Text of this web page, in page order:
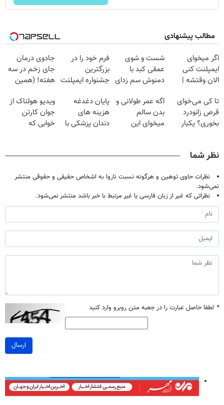
مطالب پیشنهادی
اگر میخوای
ایمپلنت کنی
الان وقتشه |
میلیون تومان!!!
شست و شوی
عمقی کبد با
دمنوش سم زدای
فرم خود را در
بزرگترین
جشنواره ایمپلنت
فقط ۲۵ میلیون
جادوی درمان
جای زخم در سه
هفته! (همین
صحبت کنید)
تا کی می‌خوای
قرص زانودرد
بخوری؟ یکبار
اگه عمر طولانی و
بدن سالم
میخوای این
پایان دغدغه
هزینه های
دندان پزشکی با
ویدیو هولناک از
جوان کارتن
خوابی که
نظر شما
نظرات حاوی توهین و هرگونه نسبت ناروا به اشخاص حقیقی و حقوقی منتشر
نمی‌شود.
نظراتی که غیر از زبان فارسی یا غیر مرتبط با خبر باشد منتشر نمی‌شود.
* لطفا حاصل عبارت را در جعبه متن روبرو وارد کنید
ارسال